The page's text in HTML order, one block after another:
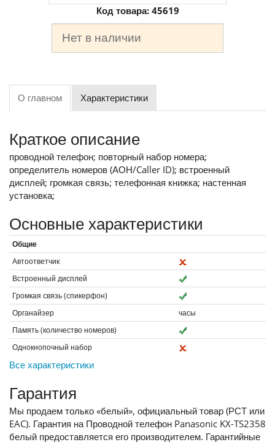
Код товара: 45619
Нет в наличии
О главном Характеристики
Краткое описание
проводной телефон; повторный набор номера;
определитель номеров (АОН/Caller ID); встроенный
дисплей; громкая связь; телефонная книжка; настенная
установка;
Основные характеристики
Общие
Автоответчик
Встроенный дисплей
Громкая связь (спикерфон)
Органайзер
часы
Память (количество номеров)
Однокнопочный набор
Все характеристики
Гарантия
Мы продаем только «белый», официальный товар (РСТ или
EAC). Гарантия на Проводной телефон Panasonic KX-TS2358
белый предоставляется его производителем. Гарантийные